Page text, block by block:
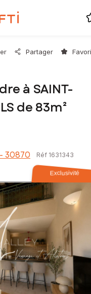
Partager
à SAINT-
de 83m²
30870 Réf 1631343
Exclusivité